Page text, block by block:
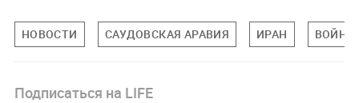
НОВОСТИ САУДОВСКАЯ АРАВИЯ ИРАН ВОЙНА
Подписаться на LIFE